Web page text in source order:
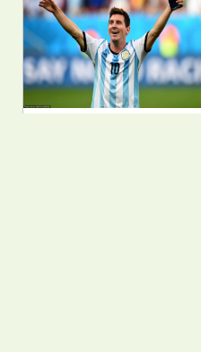
4mm实性结节一年内长至16mm,